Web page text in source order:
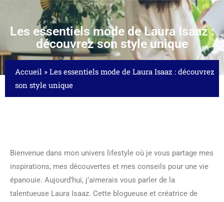
Les essentiels mode de Laura Isaaz :
découvrez son style unique
Accueil » Les essentiels mode de Laura Isaaz : découvrez
son style unique
Bienvenue dans mon univers lifestyle où je vous partage mes
inspirations, mes découvertes et mes conseils pour une vie
épanouie. Aujourd’hui, j’aimerais vous parler de la
talentueuse Laura Isaaz. Cette blogueuse et créatrice de